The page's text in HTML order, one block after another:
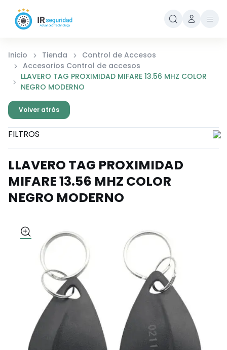
Inicio Tienda
Control de Accesos
Accesorios Control de accesos
LLAVERO TAG PROXIMIDAD MIFARE 13.56 MHZ COLOR
NEGRO MODERNO
Volver atrás
FILTROS
LLAVERO TAG PROXIMIDAD
MIFARE 13.56 MHZ COLOR
NEGRO MODERNO